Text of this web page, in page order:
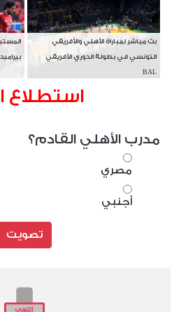
بث مباشر لمباراة الأهلي والأفريقي
التونسي في بطولة الدوري الأفريقي
BAL
استطلاع
مدرب الأهلي القادم؟
مصري
أجنبي
تصويت